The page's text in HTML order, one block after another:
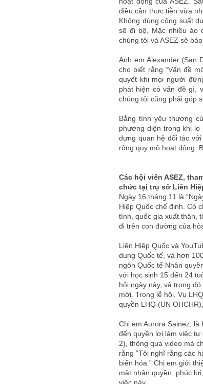
điều cần thực tiễn vừa
Không dùng công suất
sẽ đi bộ, Mặc nhiều áo
chúng tôi và ASEZ sẽ bảo
Anh em Alexander (San
cho biết rằng “Vấn đề
quyết khi mọi người
phát hiện có vấn đề gì,
chúng tôi cũng phải góp
Bằng tình yêu thương
phương diện trong khi
dựng quan hệ đối tác
rộng quy mô hoạt động.
Các hội viên ASEZ,
chức tại trụ sở Liên
Ngày 16 tháng 11 là
Hiệp Quốc chế định. Có
tính, quốc gia xuất thân,
đi trên con đường của
Liên Hiệp Quốc và
dung Quốc tế, và hơn
ngôn Quốc tế Nhân
với học sinh 15 đến 24
hội ngày này, và trong
mời. Trong lễ hội, Vụ
quyền LHQ (UN
Chị em Aurora Sainez,
đến quyền lợi làm việc tự
2), thông qua video mà
rằng “Tôi nghĩ rằng các
biến hóa.” Chị em giới
mặt nhân quyền, phúc